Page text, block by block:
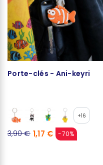
Porte-clés - Ani-keyri
+16
3,90 € 1,17 € -70%